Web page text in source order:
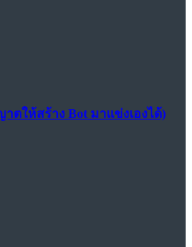
ตให้สร้าง Bot มาแข่งเองได้)